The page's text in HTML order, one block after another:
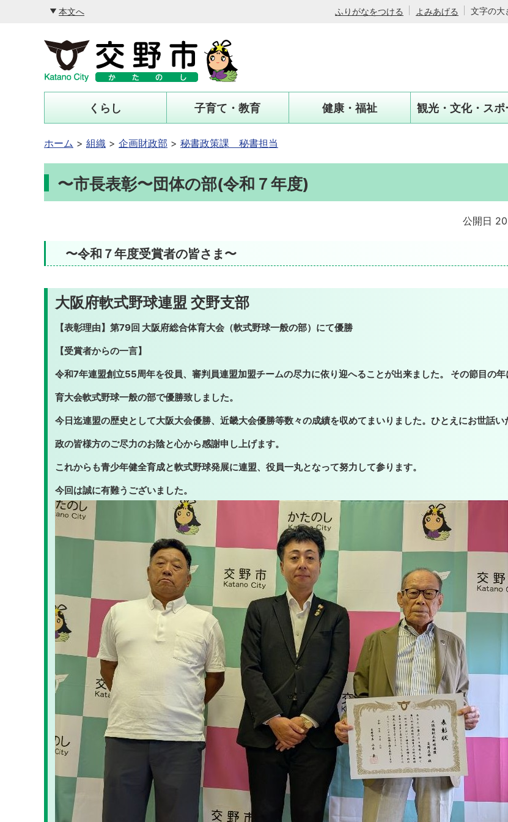
本文へ ふりがなをつける よみあげる 文字の大
くらし 子育て・教育 健康・福祉 観光・文化・スポ
ホーム 組織 企画財政部 秘書政策課 秘書担当
〜市長表彰〜団体の部(令和７年度)
公開日
〜令和７年度受賞者の皆さま〜
大阪府軟式野球連盟 交野支部
【表彰理由】第79回 大阪府総合体育大会（軟式野球一般の部）にて優勝
【受賞者からの一言】
令和7年連盟創立55周年を役員、審判員連盟加盟チームの尽力に依り迎へることが出来ました。 その節目の
育大会軟式野球一般の部で優勝致しました。
今日迄連盟の歴史として大阪大会優勝、近畿大会優勝等数々の成績を収めてまいりました。ひとえにお世話い
政の皆様方のご尽力のお陰と心から感謝申し上げます。
これからも青少年健全育成と軟式野球発展に連盟、役員一丸となって努力して参ります。
今回は誠に有難うございました。